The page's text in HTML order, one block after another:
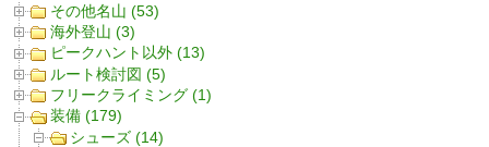
その他名山 (53)
海外登山 (3)
ピークハント以外 (13)
ルート検討図 (5)
フリークライミング (1)
装備 (179)
シューズ (14)